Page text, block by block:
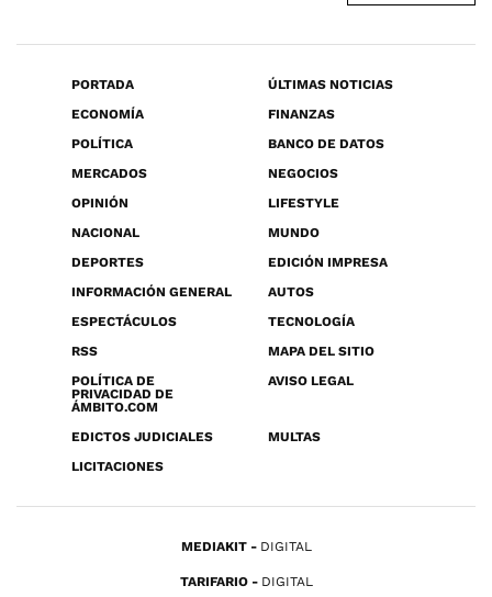
PORTADA
ÚLTIMAS NOTICIAS
ECONOMÍA
FINANZAS
POLÍTICA
BANCO DE DATOS
MERCADOS
NEGOCIOS
OPINIÓN
LIFESTYLE
NACIONAL
MUNDO
DEPORTES
EDICIÓN IMPRESA
INFORMACIÓN GENERAL
AUTOS
ESPECTÁCULOS
TECNOLOGÍA
RSS
MAPA DEL SITIO
POLÍTICA DE
PRIVACIDAD DE
ÁMBITO.COM
AVISO LEGAL
EDICTOS JUDICIALES
MULTAS
LICITACIONES
MEDIAKIT DIGITAL
TARIFARIO DIGITAL